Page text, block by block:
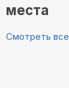
места
Смотреть все